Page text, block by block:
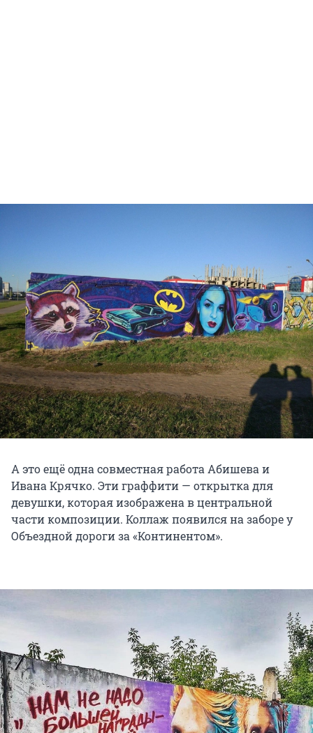
А это ещё одна совместная работа Абишева и
Ивана Крячко. Эти граффити — открытка для
девушки, которая изображена в центральной
части композиции. Коллаж появился на заборе у
Объездной дороги за «Континентом».